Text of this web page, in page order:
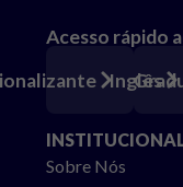
Acesso rápido
Inglês
Sobre Nós